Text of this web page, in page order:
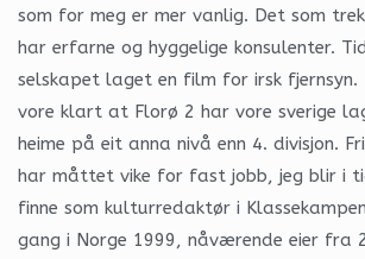
som for meg er mer vanlig. Det som
har erfarne og hyggelige konsulenter.
selskapet laget en film for irsk fjernsyn.
vore klart at Florø 2 har vore sverige
heime på eit anna nivå enn 4. divisjon.
har måttet vike for fast jobb, jeg blir i
finne som kulturredaktør i
gang i Norge 1999, nåværende eier fra